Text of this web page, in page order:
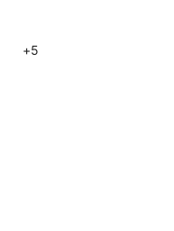
+5